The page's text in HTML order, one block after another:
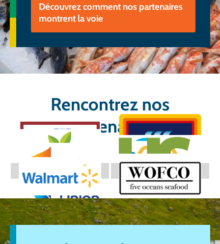
Découvrez comment nos partenaires
montrent la voie
Rencontrez nos
partenaires